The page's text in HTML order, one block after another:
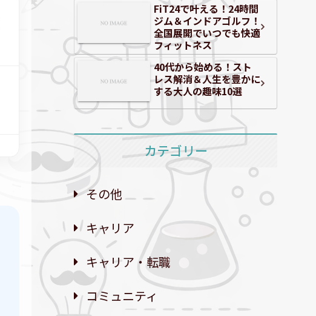
FiT24で叶える！24時間
ジム＆インドアゴルフ！
全国展開でいつでも快適
フィットネス
40代から始める！スト
レス解消＆人生を豊かに
する大人の趣味10選
カテゴリー
その他
キャリア
キャリア・転職
コミュニティ